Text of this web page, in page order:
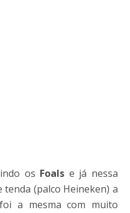
os Foals e já nessa
(palco Heineken) a
a mesma com muito